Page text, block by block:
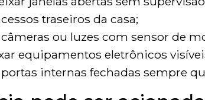
traseiros da casa;
ou luzes com sensor de
equipamentos eletrônicos
internas fechadas sempre